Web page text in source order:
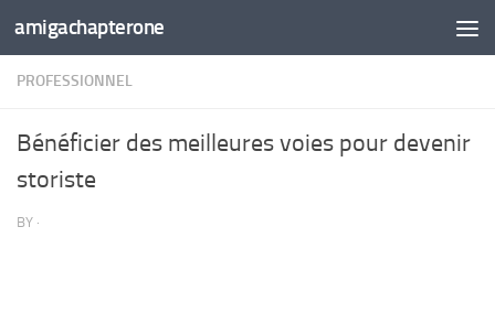
Skip to content
amigachapterone
PROFESSIONNEL
Bénéficier des meilleures voies pour devenir
storiste
BY ·